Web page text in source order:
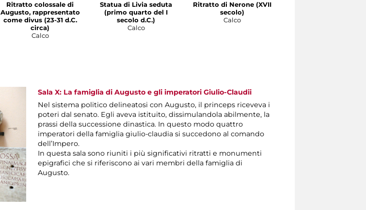
Ritratto colossale di
Augusto, rappresentato
come divus (23-31 d.C.
circa)
Calco
Statua di Livia seduta
(primo quarto del I
secolo d.C.)
Calco
Ritratto di Nerone (XVII
secolo)
Calco
Sala X: La famiglia di Augusto e gli imperatori Giulio-Claudii
Nel sistema politico delineatosi con Augusto, il princeps riceveva i
poteri dal senato. Egli aveva istituito, dissimulandola abilmente, la
prassi della successione dinastica. In questo modo quattro
imperatori della famiglia giulio-claudia si succedono al comando
dell’Impero.
In questa sala sono riuniti i più significativi ritratti e monumenti
epigrafici che si riferiscono ai vari membri della famiglia di
Augusto.